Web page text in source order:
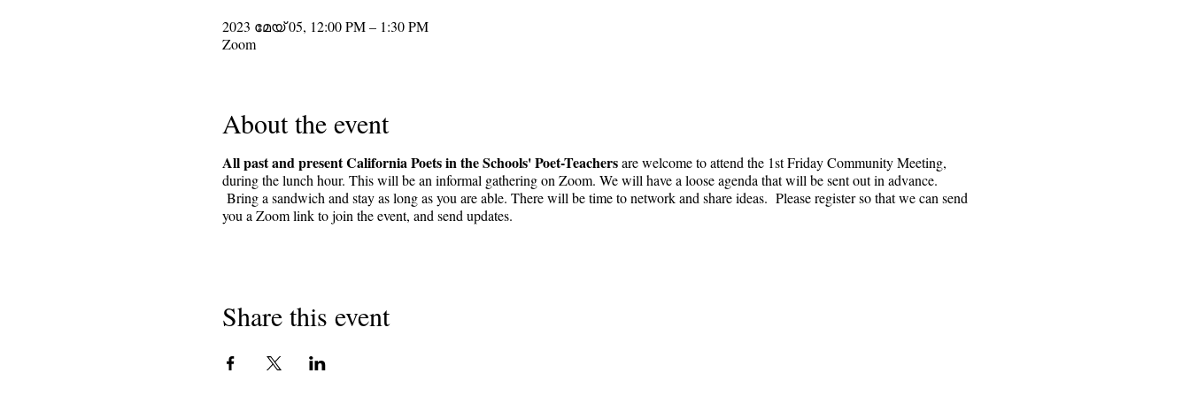
2023 മേയ് 05, 12:00 PM – 1:30 PM
Zoom
About the event
All past and present California Poets in the Schools' Poet-Teachersare welcome to attend the 1st Friday Community Meeting,
during the lunch hour. This will be an informal gathering on Zoom. We will have a loose agenda that will be sent out in advance.
Bring a sandwich and stay as long as you are able. There will be time to network and share ideas. Please register so that we can send
you a Zoom link to join the event, and send updates.
Share this event